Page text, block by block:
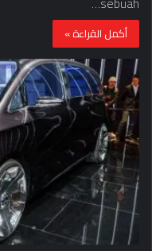
أكمل القراءة »